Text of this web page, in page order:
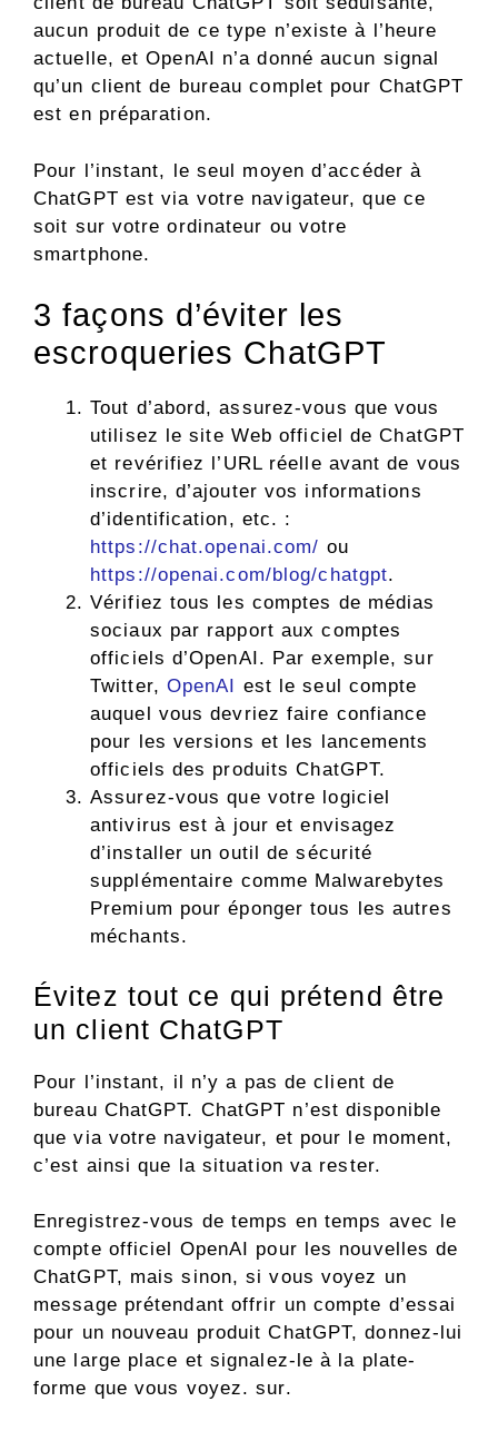
aucun produit de ce type n’existe à l’heure
actuelle, et OpenAI n’a donné aucun signal
qu’un client de bureau complet pour ChatGPT
est en préparation.
Pour l’instant, le seul moyen d’accéder à
ChatGPT est via votre navigateur, que ce
soit sur votre ordinateur ou votre
smartphone.
3 façons d’éviter les
escroqueries ChatGPT
Tout d’abord, assurez-vous que vous
utilisez le site Web officiel de ChatGPT
et revérifiez l’URL réelle avant de vous
inscrire, d’ajouter vos informations
d’identification, etc. :
https://chat.openai.com/ ou
https://openai.com/blog/chatgpt.
Vérifiez tous les comptes de médias
sociaux par rapport aux comptes
officiels d’OpenAI. Par exemple, sur
Twitter, OpenAI
est le seul compte
auquel vous devriez faire confiance
pour les versions et les lancements
officiels des produits ChatGPT.
Assurez-vous que votre logiciel
antivirus est à jour et envisagez
d’installer un outil de sécurité
supplémentaire comme Malwarebytes
Premium pour éponger tous les autres
méchants.
Évitez tout ce qui prétend être
un client ChatGPT
Pour l’instant, il n’y a pas de client de
bureau ChatGPT. ChatGPT n’est disponible
que via votre navigateur, et pour le moment,
c’est ainsi que la situation va rester.
Enregistrez-vous de temps en temps avec le
compte officiel OpenAI pour les nouvelles de
ChatGPT, mais sinon, si vous voyez un
message prétendant offrir un compte d’essai
pour un nouveau produit ChatGPT, donnez-lui
une large place et signalez-le à la plate-
forme que vous voyez. sur.